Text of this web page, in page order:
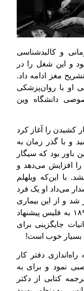
و کالبدشناسی
و این شغل را در
مغز ادامه داد.
او با روان‌پزشکی
در دفتر خصوصی دانشگاه وین
سالگی سیگار کشیدن را آغاز کرد
و با گذر زمان به
باور بود که سیگار
را افزایش می‌دهد و
با این‌که ویلهلم
می‌داد او یک فرد
و از این بیماری
رنج فراوان می‌برد. فروید در سال ۱۸۹۷ به فلیس پیشنهاد
جایگزینی برای
بسیار خوب است!
دفتر کار
نمود و برای به
کتابی از دکتر